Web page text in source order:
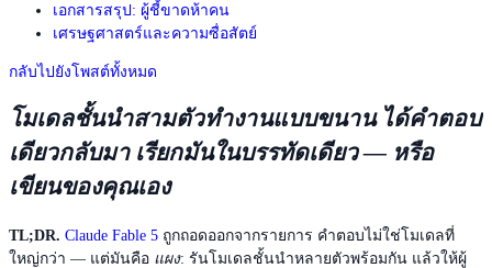
เอกสารสรุป: ผู้ชี้ขาดห้าคน
เศรษฐศาสตร์และความซื่อสัตย์
กลับไปยังโพสต์ทั้งหมด
โมเดลชั้นนำสามตัวทำงานแบบขนาน ได้คำตอบ
เดียวกลับมา เรียกมันในบรรทัดเดียว — หรือ
เขียนของคุณเอง
TL;DR. Claude Fable 5 ถูกถอดออกจากรายการ คำตอบไม่ใช่โมเดลที่
ใหญ่กว่า — แต่มันคือ แผง: รันโมเดลชั้นนำหลายตัวพร้อมกัน แล้วให้ผู้